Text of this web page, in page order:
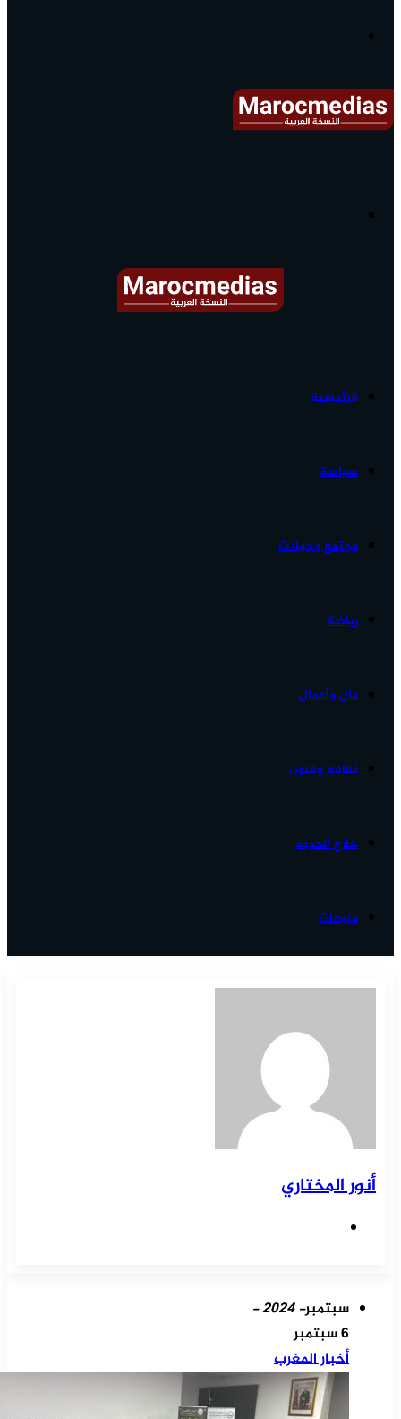
الرئيسية
سياسة
مجتمع وحوادث
رياضة
مال وأعمال
ثقافة وفنون
خارج الحدود
منوعات
أنور المختاري
سبتمبر- 2024 -
6 سبتمبر
أخبار المغرب